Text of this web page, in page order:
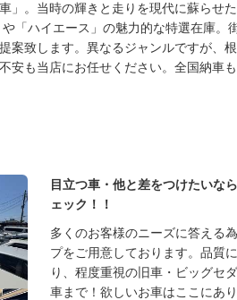
」。当時の輝きと走りを現代に蘇らせ
「ハイエース」の魅力的な特選在庫。
案致します。異なるジャンルですが、
安も当店にお任せください。全国納車
目立つ車・他と差をつけたいな
ェック！！
多くのお客様のニーズに答える
プをご用意しております。品質
り、程度重視の旧車・ビッグセ
車まで！欲しいお車はここにあ